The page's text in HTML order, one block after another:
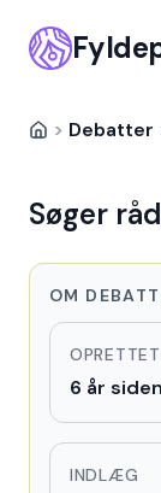
> Debatter
Søger
OM
OPRETTET
6 år siden
INDLÆG